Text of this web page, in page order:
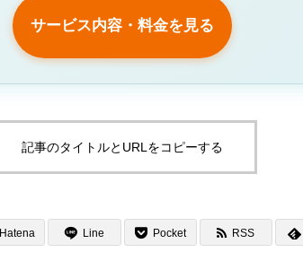
サービス内容・料金を見る
記事のタイトルとURLをコピーする
Hatena Line Pocket RSS